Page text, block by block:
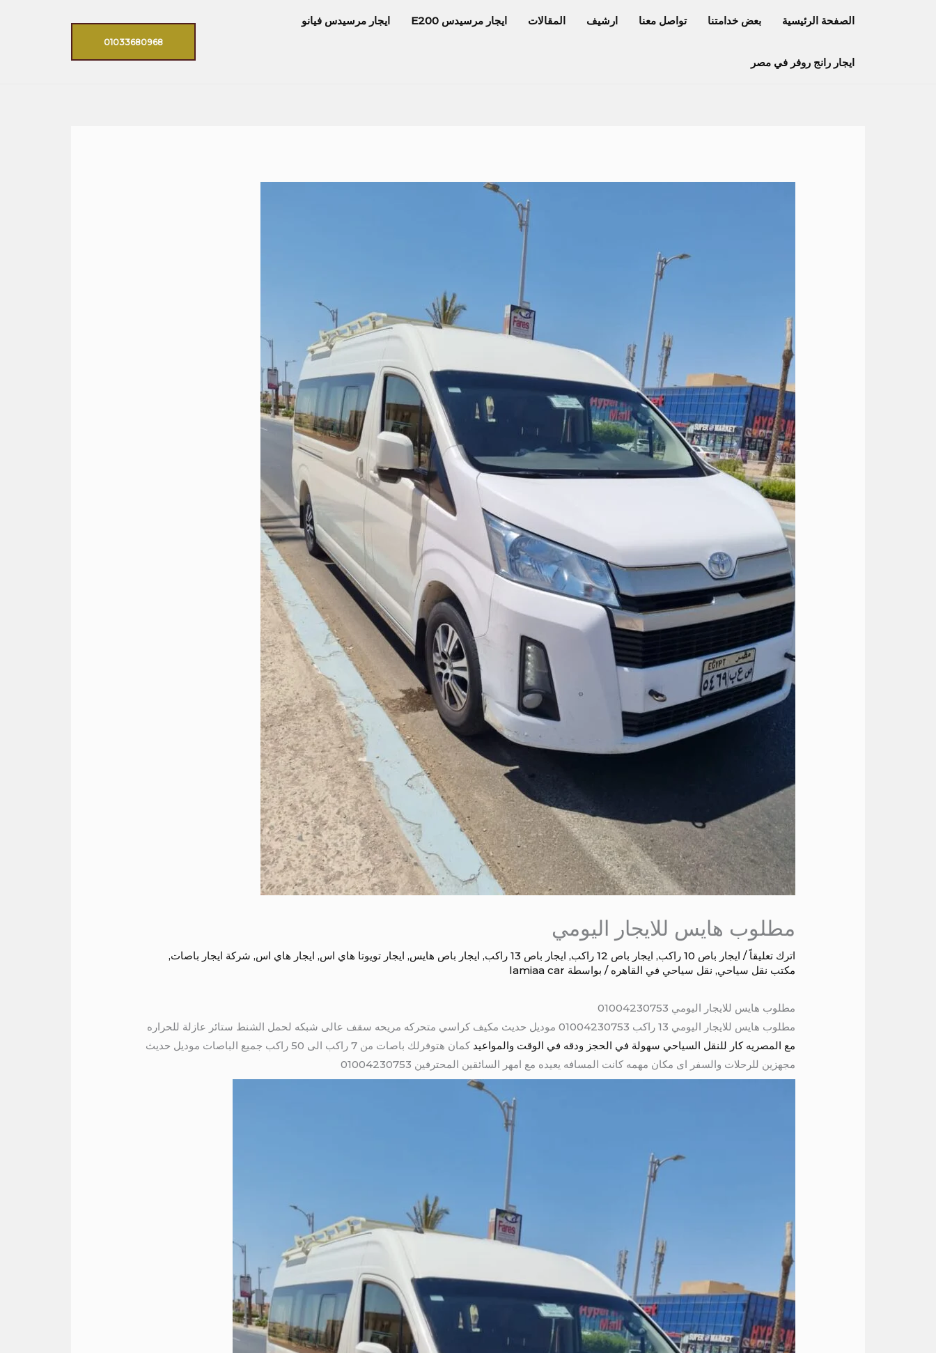
الصفحة الرئيسية بعض خدامتنا تواصل معنا ارشيف المقالات ايجار مرسيدس E200 ايجار مرسيدس فيانو
ايجار رانج روفر في مصر
01033680968
مطلوب هايس للايجار اليومي
اترك تعليقاً / ايجار باص 10 راكب , ايجار باص 12 راكب , ايجار باص 13 راكب , ايجار باص هايس, ايجار تويوتا هاي اس, ايجار هاي اس, شركة ايجار باصات,
مكتب نقل سياحي, نقل سياحي في القاهره / بواسطة lamiaa car
مطلوب هايس للايجار اليومي 01004230753
مطلوب هايس للايجار اليومي 13 راكب 01004230753 موديل حديث مكيف كراسي متحركه مريحه سقف عالى شبكه لحمل الشنط ستائر عازلة للحراره
مع المصريه كار للنقل السياحي سهولة في الحجز ودقه في الوقت والمواعيد
كمان هتوفرلك باصات من 7 راكب الى 50 راكب جميع الباصات موديل حديث
مجهزين للرحلات والسفر اى مكان مهمه كانت المسافه يعيده مع امهر السائقين المحترفين 01004230753